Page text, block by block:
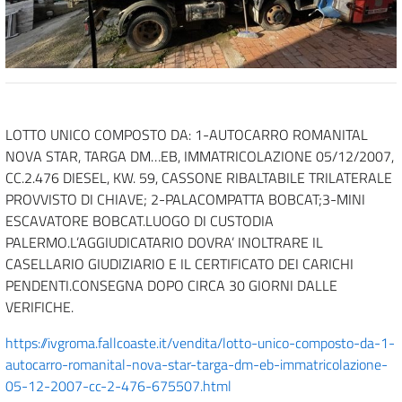
LOTTO UNICO COMPOSTO DA: 1-AUTOCARRO ROMANITAL
NOVA STAR, TARGA DM…EB, IMMATRICOLAZIONE 05/12/2007,
CC.2.476 DIESEL, KW. 59, CASSONE RIBALTABILE TRILATERALE
PROVVISTO DI CHIAVE; 2-PALACOMPATTA BOBCAT;3-MINI
ESCAVATORE BOBCAT.LUOGO DI CUSTODIA
PALERMO.L’AGGIUDICATARIO DOVRA’ INOLTRARE IL
CASELLARIO GIUDIZIARIO E IL CERTIFICATO DEI CARICHI
PENDENTI.CONSEGNA DOPO CIRCA 30 GIORNI DALLE
VERIFICHE.
https://ivgroma.fallcoaste.it/vendita/lotto-unico-composto-da-1-
autocarro-romanital-nova-star-targa-dm-eb-immatricolazione-
05-12-2007-cc-2-476-675507.html